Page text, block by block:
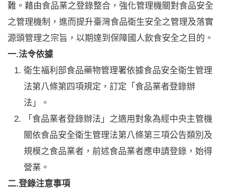
難。藉由食品業之登錄整合，強化管理機關對食品安全
之管理機制，進而提升臺灣食品衛生安全之管理及落實
源頭管理之宗旨，以期達到保障國人飲食安全之目的。
一.法令依據
衛生福利部食品藥物管理署依據食品安全衛生管理
法第八條第四項規定，訂定「食品業者登錄辦
法」。
「食品業者登錄辦法」之適用對象為經中央主管機
關依食品安全衛生管理法第八條第三項公告類別及
規模之食品業者，前述食品業者應申請登錄，始得
營業。
二.登錄注意事項